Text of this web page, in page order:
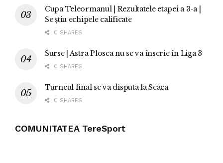
Cupa Teleormanul | Rezultatele etapei a 3-a |
Se știu echipele calificate
0 SHARES
Surse | Astra Plosca nu se va înscrie în Liga 3
0 SHARES
Turneul final se va disputa la Seaca
0 SHARES
COMUNITATEA TereSport